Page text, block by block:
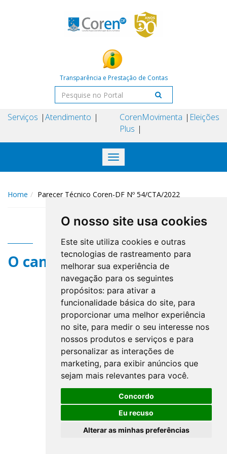
O nosso site usa cookies
Este site utiliza cookies e outras
tecnologias de rastreamento para
melhorar sua experiência de
navegação para os seguintes
propósitos: para ativar a
funcionalidade básica do site, para
proporcionar uma melhor experiência
no site, para medir o seu interesse nos
nossos produtos e serviços e para
personalizar as interações de
marketing, para exibir anúncios que
sejam mais relevantes para você.
Concordo
Eu recuso
Alterar as minhas preferências
Transparência e Prestação de Contas
Serviços Atendimento
Coren
Plus
Movimenta Eleições
Toggle
navigation
Home Parecer Técnico Coren-DF Nº 54/CTA/2022
O campo title não existe.